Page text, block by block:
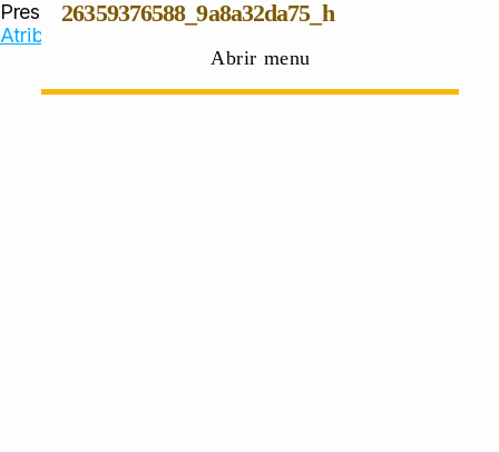
Presidencia de la República Mexicana, licencia
Atribución
26359376588_9a8a32da75_h
Abrir menu